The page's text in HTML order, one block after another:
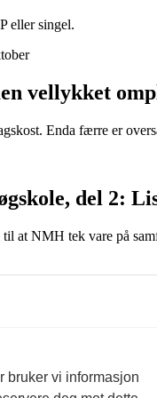
eller singel.
vellykket
Enda færre er
del 2:
at NMH tek vare på
bruker vi informasjon